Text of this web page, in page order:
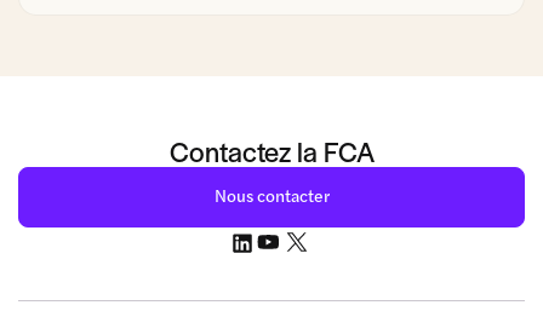
Contactez la FCA
Nous contacter